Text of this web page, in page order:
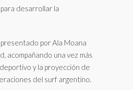
desarrollar la
por Ala Moana
acompañando una vez más
y la proyección de
del surf argentino.